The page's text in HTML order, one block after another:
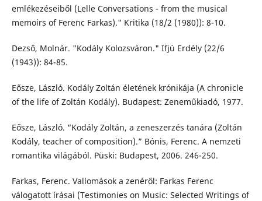
emlékezéseiből (Lelle Conversations - from the musical
memoirs of Ferenc Farkas)." Kritika (18/2 (1980)): 8-10.
Dezső, Molnár. "Kodály Kolozsváron." Ifjú Erdély (22/6
(1943)): 84-85.
Eősze, László. Kodály Zoltán életének krónikája (A chronicle
of the life of Zoltán Kodály). Budapest: Zeneműkiadó, 1977.
Eősze, László. “Kodály Zoltán, a zeneszerzés tanára (Zoltán
Kodály, teacher of composition).” Bónis, Ferenc. A nemzeti
romantika világából. Püski: Budapest, 2006. 246-250.
Farkas, Ferenc. Vallomások a zenéről: Farkas Ferenc
válogatott írásai (Testimonies on Music: Selected Writings of